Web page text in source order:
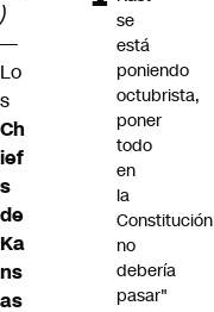
)
—
Lo
s
Ch
ief
s
de
Ka
ns
as
se
está
poniendo
octubrista,
poner
todo
en
la
Constitución
no
debería
pasar"